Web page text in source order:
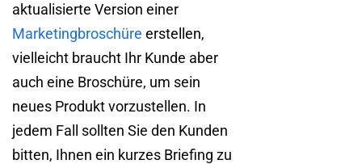
aktualisierte Version einer
Marketingbroschüre erstellen,
vielleicht braucht Ihr Kunde aber
auch eine Broschüre, um sein
neues Produkt vorzustellen. In
jedem Fall sollten Sie den Kunden
bitten, Ihnen ein kurzes Briefing zu